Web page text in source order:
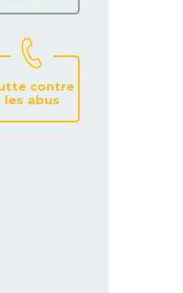
contre
les abus